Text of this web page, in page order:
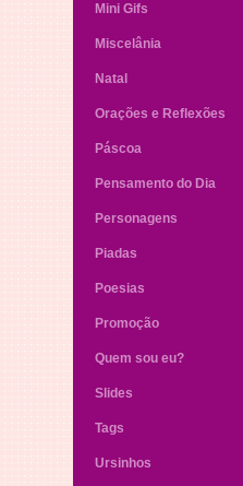
Mini Gifs
Miscelânia
Natal
Orações e Reflexões
Páscoa
Pensamento do Dia
Personagens
Piadas
Poesias
Promoção
Quem sou eu?
Slides
Tags
Ursinhos